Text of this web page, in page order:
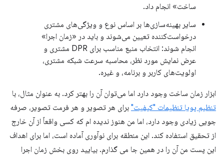
ساخت» انجام داد.
سایر بهینه‌سازی‌ها بر اساس نوع و ویژگی‌های مشتری
درخواست‌کننده تعیین می‌شوند و باید در «زمان اجرا»
انجام شوند: انتخاب منبع مناسب برای DPR مشتری و
عرض نمایش مورد نظر، محاسبه سرعت شبکه مشتری،
اولویت‌های کاربر و برنامه، و غیره.
ابزار زمان ساخت وجود دارد اما می‌توان آن را بهتر کرد. به عنوان مثال، با
تنظیم پویا تنظیمات "کیفیت" برای هر تصویر و هر فرمت تصویر، صرفه
جویی زیادی وجود دارد، اما من هنوز ندیده ام که کسی واقعاً از آن خارج
از تحقیق استفاده کند. این منطقه برای نوآوری آماده است، اما برای اهداف
این پست من آن را در همین جا می گذارم. بیایید روی بخش زمان اجرا